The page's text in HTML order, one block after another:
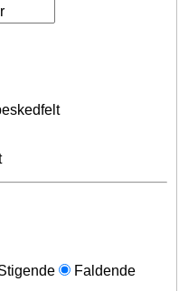
Faldende